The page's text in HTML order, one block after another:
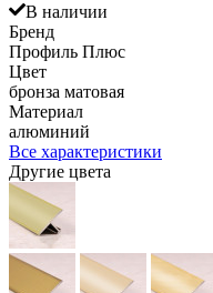
В наличии
Бренд
Профиль Плюс
Цвет
бронза матовая
Материал
алюминий
Все характеристики
Другие цвета